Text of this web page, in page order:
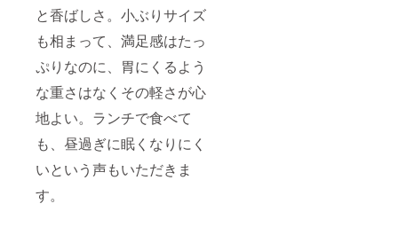
と香ばしさ。小ぶりサイズ
も相まって、満足感はたっ
ぷりなのに、胃にくるよう
な重さはなくその軽さが心
地よい。ランチで食べて
も、昼過ぎに眠くなりにく
いという声もいただきま
す。